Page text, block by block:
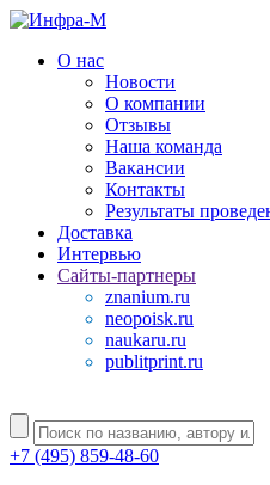
О нас
Новости
О компании
Отзывы
Наша команда
Вакансии
Контакты
Результаты
Доставка
Интервью
Сайты-партнеры
znanium.ru
neopoisk.ru
naukaru.ru
publitprint.ru
+7 (495) 859-48-60